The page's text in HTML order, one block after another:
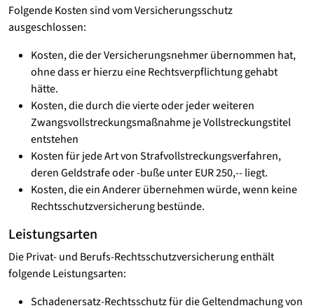
Folgende Kosten sind vom Versicherungsschutz
ausgeschlossen:
Kosten, die der Versicherungsnehmer übernommen hat,
ohne dass er hierzu eine Rechtsverpflichtung gehabt
hätte.
Kosten, die durch die vierte oder jeder weiteren
Zwangsvollstreckungsmaßnahme je Vollstreckungstitel
entstehen
Kosten für jede Art von Strafvollstreckungsverfahren,
deren Geldstrafe oder -buße unter EUR 250,-- liegt.
Kosten, die ein Anderer übernehmen würde, wenn keine
Rechtsschutzversicherung bestünde.
Leistungsarten
Die Privat- und Berufs-Rechtsschutzversicherung enthält
folgende Leistungsarten:
Schadenersatz-Rechtsschutz für die Geltendmachung von